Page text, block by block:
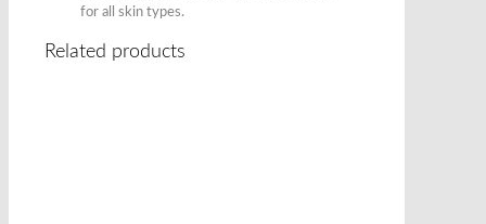
for all skin types.
Related products